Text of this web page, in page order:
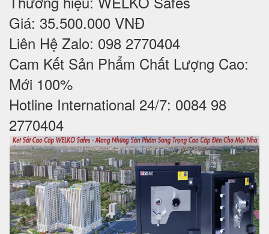
Giá: 35.500.000 VNĐ
Liên Hệ Zalo: 098 2770404
Cam Kết Sản Phẩm Chất Lượng Cao:
Mới 100%
Hotline International 24/7: 0084 98
2770404